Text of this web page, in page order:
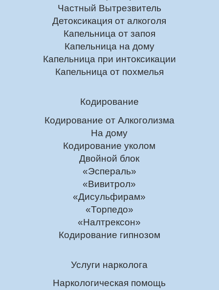
Частный Вытрезвитель
Детоксикация от алкоголя
Капельница от запоя
Капельница на дому
Капельница при интоксикации
Капельница от похмелья
Кодирование
Кодирование от Алкоголизма
На дому
Кодирование уколом
Двойной блок
«Эспераль»
«Вивитрол»
«Дисульфирам»
«Торпедо»
«Налтрексон»
Кодирование гипнозом
Услуги нарколога
Наркологическая помощь